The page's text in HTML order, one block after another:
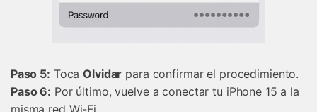
󠀰Paso 5: Toca Olvidar para confirmar el procedimiento.
Paso 6: Por último, vuelve a conectar tu iPhone 15 a la